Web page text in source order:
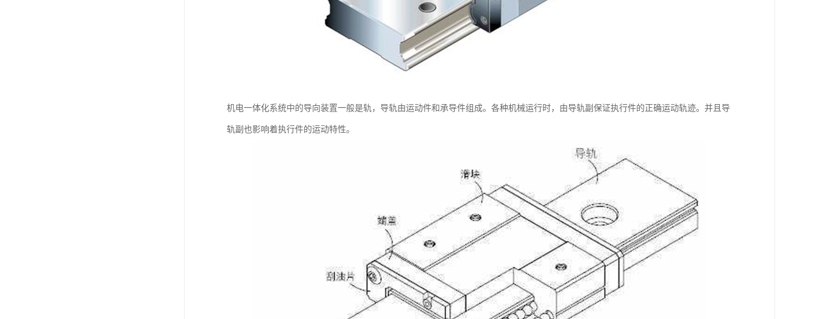
机电一体化系统中的导向装置一般是轨，导轨由运动件和承导件组成。各种机械运行时，由导轨副保证执行件的正确运动轨迹。并且导
轨副也影响着执行件的运动特性。